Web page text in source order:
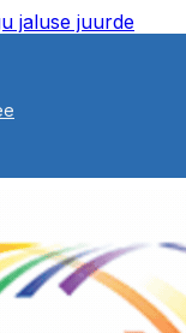
jaluse juurde